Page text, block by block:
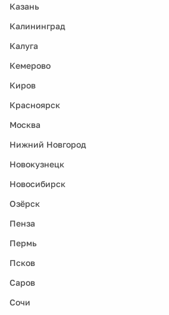
Казань
Калининград
Калуга
Кемерово
Киров
Красноярск
Москва
Нижний Новгород
Новокузнецк
Новосибирск
Озёрск
Пенза
Пермь
Псков
Саров
Сочи